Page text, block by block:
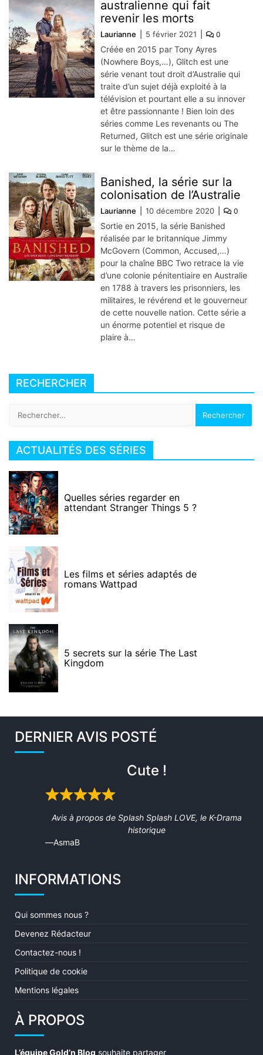
australienne qui fait
revenir les morts
Laurianne 5 février 2021 0
Créée en 2015 par Tony Ayres
(Nowhere Boys,…), Glitch est une
série venant tout droit d’Australie qui
traite d’un sujet déjà exploité à la
télévision et pourtant elle a su innover
et être passionnante ! Bien loin des
séries comme Les revenants ou The
Returned, Glitch est une série originale
sur le thème de la…
Banished, la série sur la
colonisation de l’Australie
Laurianne 10 décembre 2020 0
Sortie en 2015, la série Banished
réalisée par le britannique Jimmy
McGovern (Common, Accused,…)
pour la chaîne BBC Two retrace la vie
d’une colonie pénitentiaire en Australie
en 1788 à travers les prisonniers, les
militaires, le révérend et le gouverneur
de cette nouvelle nation. Cette série a
un énorme potentiel et risque de
plaire à…
RECHERCHER
ACTUALITÉS DES SÉRIES
Quelles séries regarder en
attendant Stranger Things 5 ?
Les films et séries adaptés de
romans Wattpad
5 secrets sur la série The Last
Kingdom
DERNIER AVIS POSTÉ
Cute !
Rated
Avis à propos de Splash Splash LOVE, le K-Drama
historique
AsmaB
INFORMATIONS
Qui sommes nous ?
Devenez Rédacteur
Contactez-nous !
Politique de cookie
Mentions légales
À PROPOS
L’équipe Gold’n Blog souhaite partager